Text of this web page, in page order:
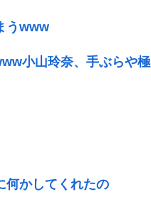
うwww
小山玲奈、手ぶらや極
何かしてくれたの